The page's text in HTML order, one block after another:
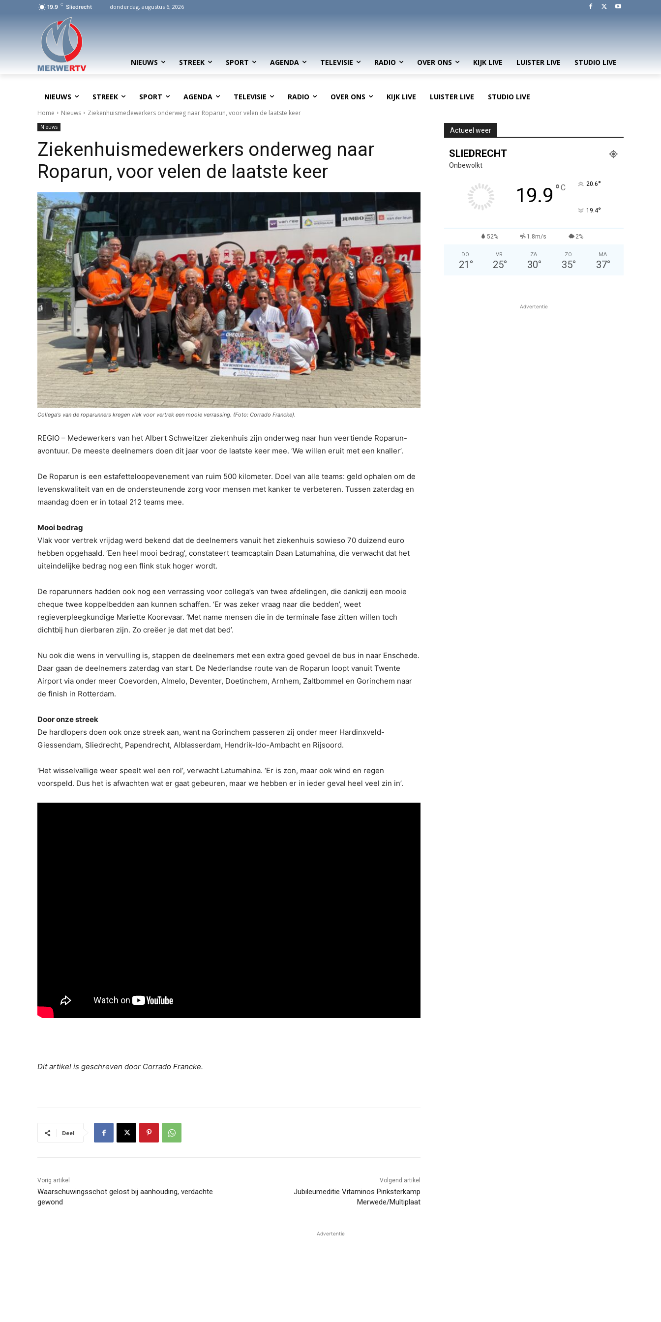
19.9 C Sliedrecht donderdag, augustus 6, 2026
NIEUWS STREEK SPORT AGENDA TELEVISIE RADIO OVER ONS KIJK LIVE LUISTER LIVE STUDIO LIVE
NIEUWS STREEK SPORT AGENDA TELEVISIE RADIO OVER ONS KIJK LIVE LUISTER LIVE STUDIO LIVE
Home Nieuws Ziekenhuismedewerkers onderweg naar Roparun, voor velen de laatste keer
Nieuws
Ziekenhuismedewerkers onderweg naar
Roparun, voor velen de laatste keer
Collega's van de roparunners kregen vlak voor vertrek een mooie verrassing. (Foto: Corrado Francke).
REGIO – Medewerkers van het Albert Schweitzer ziekenhuis zijn onderweg naar hun veertiende Roparun-
avontuur. De meeste deelnemers doen dit jaar voor de laatste keer mee. ‘We willen eruit met een knaller’.
De Roparun is een estafetteloopevenement van ruim 500 kilometer. Doel van alle teams: geld ophalen om de
levenskwaliteit van en de ondersteunende zorg voor mensen met kanker te verbeteren. Tussen zaterdag en
maandag doen er in totaal 212 teams mee.
Mooi bedrag
Vlak voor vertrek vrijdag werd bekend dat de deelnemers vanuit het ziekenhuis sowieso 70 duizend euro
hebben opgehaald. ‘Een heel mooi bedrag’, constateert teamcaptain Daan Latumahina, die verwacht dat het
uiteindelijke bedrag nog een flink stuk hoger wordt.
De roparunners hadden ook nog een verrassing voor collega’s van twee afdelingen, die dankzij een mooie
cheque twee koppelbedden aan kunnen schaffen. ‘Er was zeker vraag naar die bedden’, weet
regieverpleegkundige Mariette Koorevaar. ‘Met name mensen die in de terminale fase zitten willen toch
dichtbij hun dierbaren zijn. Zo creëer je dat met dat bed’.
Nu ook die wens in vervulling is, stappen de deelnemers met een extra goed gevoel de bus in naar Enschede.
Daar gaan de deelnemers zaterdag van start. De Nederlandse route van de Roparun loopt vanuit Twente
Airport via onder meer Coevorden, Almelo, Deventer, Doetinchem, Arnhem, Zaltbommel en Gorinchem naar
de finish in Rotterdam.
Door onze streek
De hardlopers doen ook onze streek aan, want na Gorinchem passeren zij onder meer Hardinxveld-
Giessendam, Sliedrecht, Papendrecht, Alblasserdam, Hendrik-Ido-Ambacht en Rijsoord.
‘Het wisselvallige weer speelt wel een rol’, verwacht Latumahina. ‘Er is zon, maar ook wind en regen
voorspeld. Dus het is afwachten wat er gaat gebeuren, maar we hebben er in ieder geval heel veel zin in’.
Dit artikel is geschreven door Corrado Francke.
Deel
Vorig artikel
Waarschuwingsschot gelost bij aanhouding, verdachte
gewond
Volgend artikel
Jubileumeditie Vitaminos Pinksterkamp
Merwede/Multiplaat
Actueel weer
SLIEDRECHT
Onbewolkt
19.9 °C 20.6°
19.4°
52% 1.8m/s 2%
DO
21 °
VR
25°
ZA
30°
ZO
35°
MA
37°
Advertentie
Advertentie